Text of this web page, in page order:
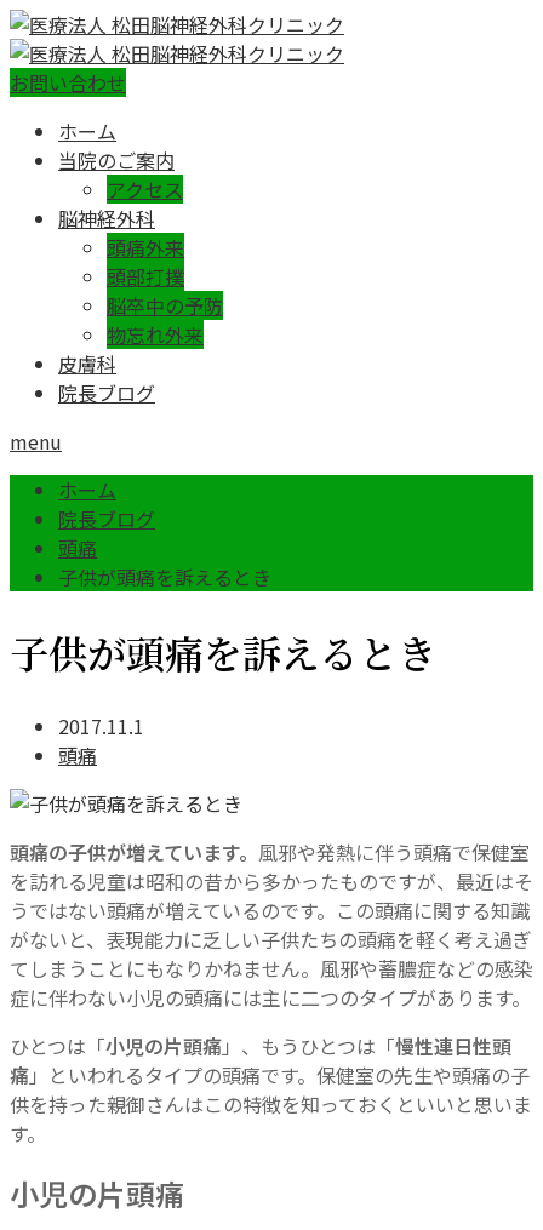
お問い合わせ
ホーム
当院のご案内
アクセス
脳神経外科
頭痛外来
頭部打撲
脳卒中の予防
物忘れ外来
皮膚科
院長ブログ
menu
ホーム
院長ブログ
頭痛
子供が頭痛を訴えるとき
子供が頭痛を訴えるとき
2017.11.1
頭痛
頭痛の子供が増えています。 風邪や発熱に伴う頭痛で保健室
を訪れる児童は昭和の昔から多かったものですが、最近はそ
うではない頭痛が増えているのです。この頭痛に関する知識
がないと、表現能力に乏しい子供たちの頭痛を軽く考え過ぎ
てしまうことにもなりかねません。風邪や蓄膿症などの感染
症に伴わない小児の頭痛には主に二つのタイプがあります。
ひとつは「小児の片頭痛」、もうひとつは「慢性連日性頭
痛」といわれるタイプの頭痛です。保健室の先生や頭痛の子
供を持った親御さんはこの特徴を知っておくといいと思いま
す。
小児の片頭痛